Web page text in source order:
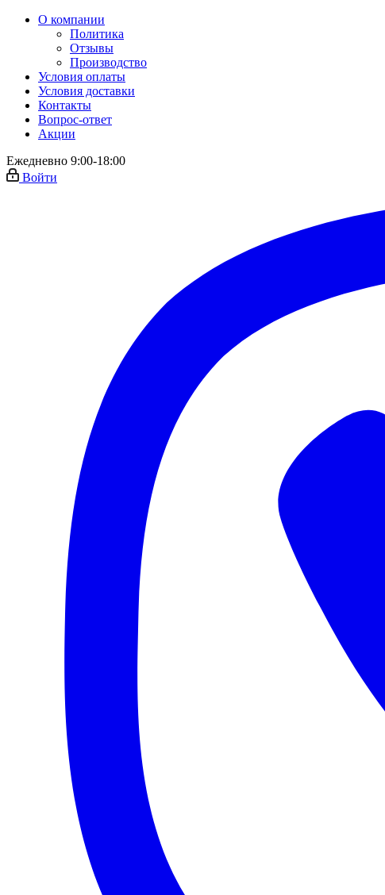
О компании
Политика
Отзывы
Производство
Условия оплаты
Условия доставки
Контакты
Вопрос-ответ
Акции
Ежедневно 9:00-18:00
Войти